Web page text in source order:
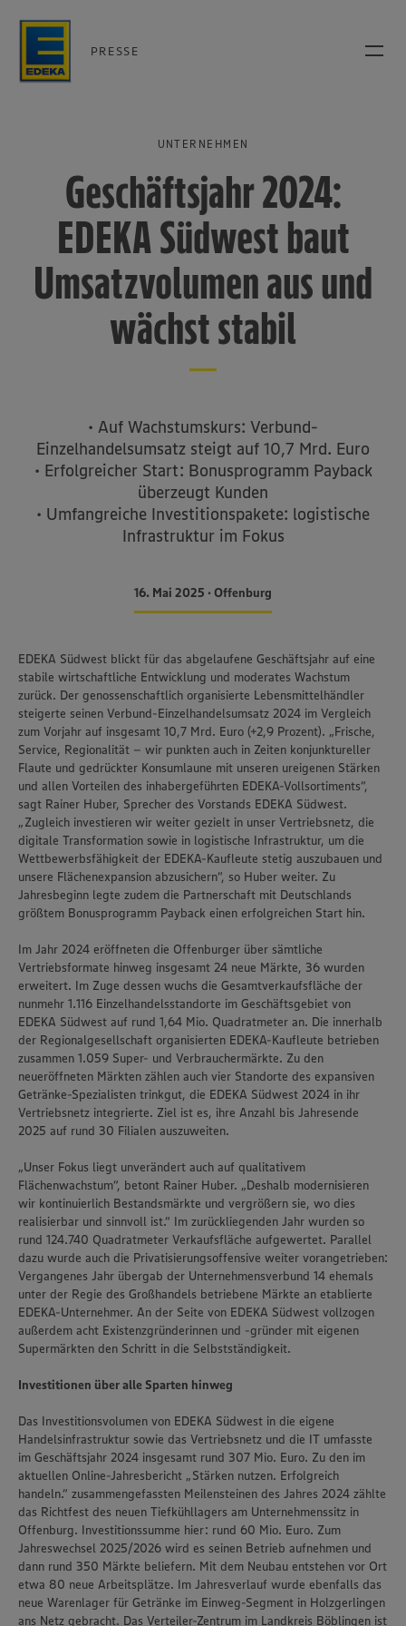
PRESSE
UNTERNEHMEN
Geschäftsjahr 2024:
EDEKA Südwest baut
Umsatzvolumen aus und
wächst stabil
• Auf Wachstumskurs: Verbund-
Einzelhandelsumsatz steigt auf 10,7 Mrd. Euro
• Erfolgreicher Start: Bonusprogramm Payback
überzeugt Kunden
• Umfangreiche Investitionspakete: logistische
Infrastruktur im Fokus
16. Mai 2025 • Offenburg
EDEKA Südwest blickt für das abgelaufene Geschäftsjahr auf eine
stabile wirtschaftliche Entwicklung und moderates Wachstum
zurück. Der genossenschaftlich organisierte Lebensmittelhändler
steigerte seinen Verbund-Einzelhandelsumsatz 2024 im Vergleich
zum Vorjahr auf insgesamt 10,7 Mrd. Euro (+2,9 Prozent). „Frische,
Service, Regionalität – wir punkten auch in Zeiten konjunktureller
Flaute und gedrückter Konsumlaune mit unseren ureigenen Stärken
und allen Vorteilen des inhabergeführten EDEKA-Vollsortiments“,
sagt Rainer Huber, Sprecher des Vorstands EDEKA Südwest.
„Zugleich investieren wir weiter gezielt in unser Vertriebsnetz, die
digitale Transformation sowie in logistische Infrastruktur, um die
Wettbewerbsfähigkeit der EDEKA-Kaufleute stetig auszubauen und
unsere Flächenexpansion abzusichern“, so Huber weiter. Zu
Jahresbeginn legte zudem die Partnerschaft mit Deutschlands
größtem Bonusprogramm Payback einen erfolgreichen Start hin.
Im Jahr 2024 eröffneten die Offenburger über sämtliche
Vertriebsformate hinweg insgesamt 24 neue Märkte, 36 wurden
erweitert. Im Zuge dessen wuchs die Gesamtverkaufsfläche der
nunmehr 1.116 Einzelhandelsstandorte im Geschäftsgebiet von
EDEKA Südwest auf rund 1,64 Mio. Quadratmeter an. Die innerhalb
der Regionalgesellschaft organisierten EDEKA-Kaufleute betrieben
zusammen 1.059 Super- und Verbrauchermärkte. Zu den
neueröffneten Märkten zählen auch vier Standorte des expansiven
Getränke-Spezialisten trinkgut, die EDEKA Südwest 2024 in ihr
Vertriebsnetz integrierte. Ziel ist es, ihre Anzahl bis Jahresende
2025 auf rund 30 Filialen auszuweiten.
„Unser Fokus liegt unverändert auch auf qualitativem
Flächenwachstum“, betont Rainer Huber. „Deshalb modernisieren
wir kontinuierlich Bestandsmärkte und vergrößern sie, wo dies
realisierbar und sinnvoll ist.“ Im zurückliegenden Jahr wurden so
rund 124.740 Quadratmeter Verkaufsfläche aufgewertet. Parallel
dazu wurde auch die Privatisierungsoffensive weiter vorangetrieben:
Vergangenes Jahr übergab der Unternehmensverbund 14 ehemals
unter der Regie des Großhandels betriebene Märkte an etablierte
EDEKA-Unternehmer. An der Seite von EDEKA Südwest vollzogen
außerdem acht Existenzgründerinnen und -gründer mit eigenen
Supermärkten den Schritt in die Selbstständigkeit.
Investitionen über alle Sparten hinweg
Das Investitionsvolumen von EDEKA Südwest in die eigene
Handelsinfrastruktur sowie das Vertriebsnetz und die IT umfasste
im Geschäftsjahr 2024 insgesamt rund 307 Mio. Euro. Zu den im
aktuellen Online-Jahresbericht „Stärken nutzen. Erfolgreich
handeln.“ zusammengefassten Meilensteinen des Jahres 2024 zählte
das Richtfest des neuen Tiefkühllagers am Unternehmenssitz in
Offenburg. Investitionssumme hier: rund 60 Mio. Euro. Zum
Jahreswechsel 2025/2026 wird es seinen Betrieb aufnehmen und
dann rund 350 Märkte beliefern. Mit dem Neubau entstehen vor Ort
etwa 80 neue Arbeitsplätze. Im Jahresverlauf wurde ebenfalls das
neue Warenlager für Getränke im Einweg-Segment in Holzgerlingen
ans Netz gebracht. Das Verteiler-Zentrum im Landkreis Böblingen ist